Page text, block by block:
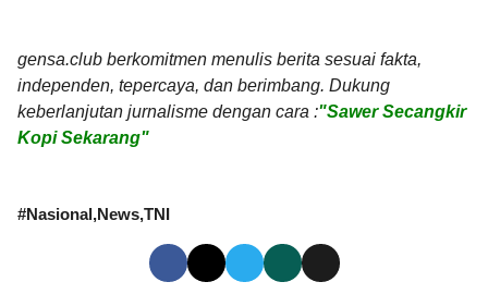
gensa.club berkomitmen menulis berita sesuai fakta,
independen, tepercaya, dan berimbang. Dukung
keberlanjutan jurnalisme dengan cara :"Sawer Secangkir
Kopi Sekarang"
#Nasional News TNI